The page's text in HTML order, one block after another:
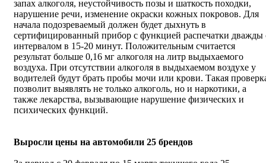
запах алкоголя, неустойчивость позы и шаткость походки,
нарушение речи, изменение окраски кожных покровов. Для
начала подозреваемый должен будет дыхнуть в
сертифицированный прибор с функцией распечатки дважды
интервалом в 15-20 минут. Положительным считается
результат больше 0,16 мг алкоголя на литр выдыхаемого
воздуха. При отсутствии алкоголя в выдыхаемом воздухе у
водителей будут брать пробы мочи или крови. Такая
позволит выявлять не только алкоголь, но и наркотики, а
также лекарства, вызывающие нарушение физических и
психических функций.
Выросли цены на автомобили 25 брендов